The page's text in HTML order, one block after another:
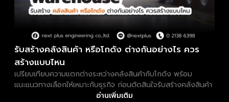
รับสร้างคลังสินค้า หรือโกดัง ต่างกันอย่างไร ควร
สร้างแบบไหน
เปรียบเทียบความแตกต่างระหว่างคลังสินค้ากับโกดัง พร้อม
แนะแนวทางเลือกให้เหมาะกับธุรกิจ ก่อนตัดสินใจรับสร้างคลังสินค้า
อ่านเพิ่มเติม